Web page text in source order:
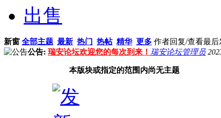
出售
新窗 全部主题 最新 热门 热帖 精华 更多 作者回复/查看最后
公告: 瑞安论坛欢迎您的每次到来！ 瑞安论坛管理员
本版块或指定的范围内尚无主题